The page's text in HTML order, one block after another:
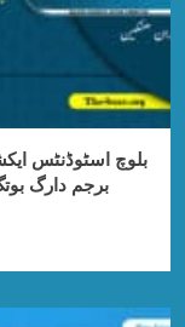
بلوچ اسٹوڈنٹس
برجم دارگ